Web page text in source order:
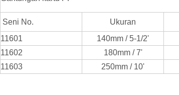
Seni No.
Ukuran
11601
140mm / 5-1/2'
11602
180mm / 7'
11603
250mm / 10'